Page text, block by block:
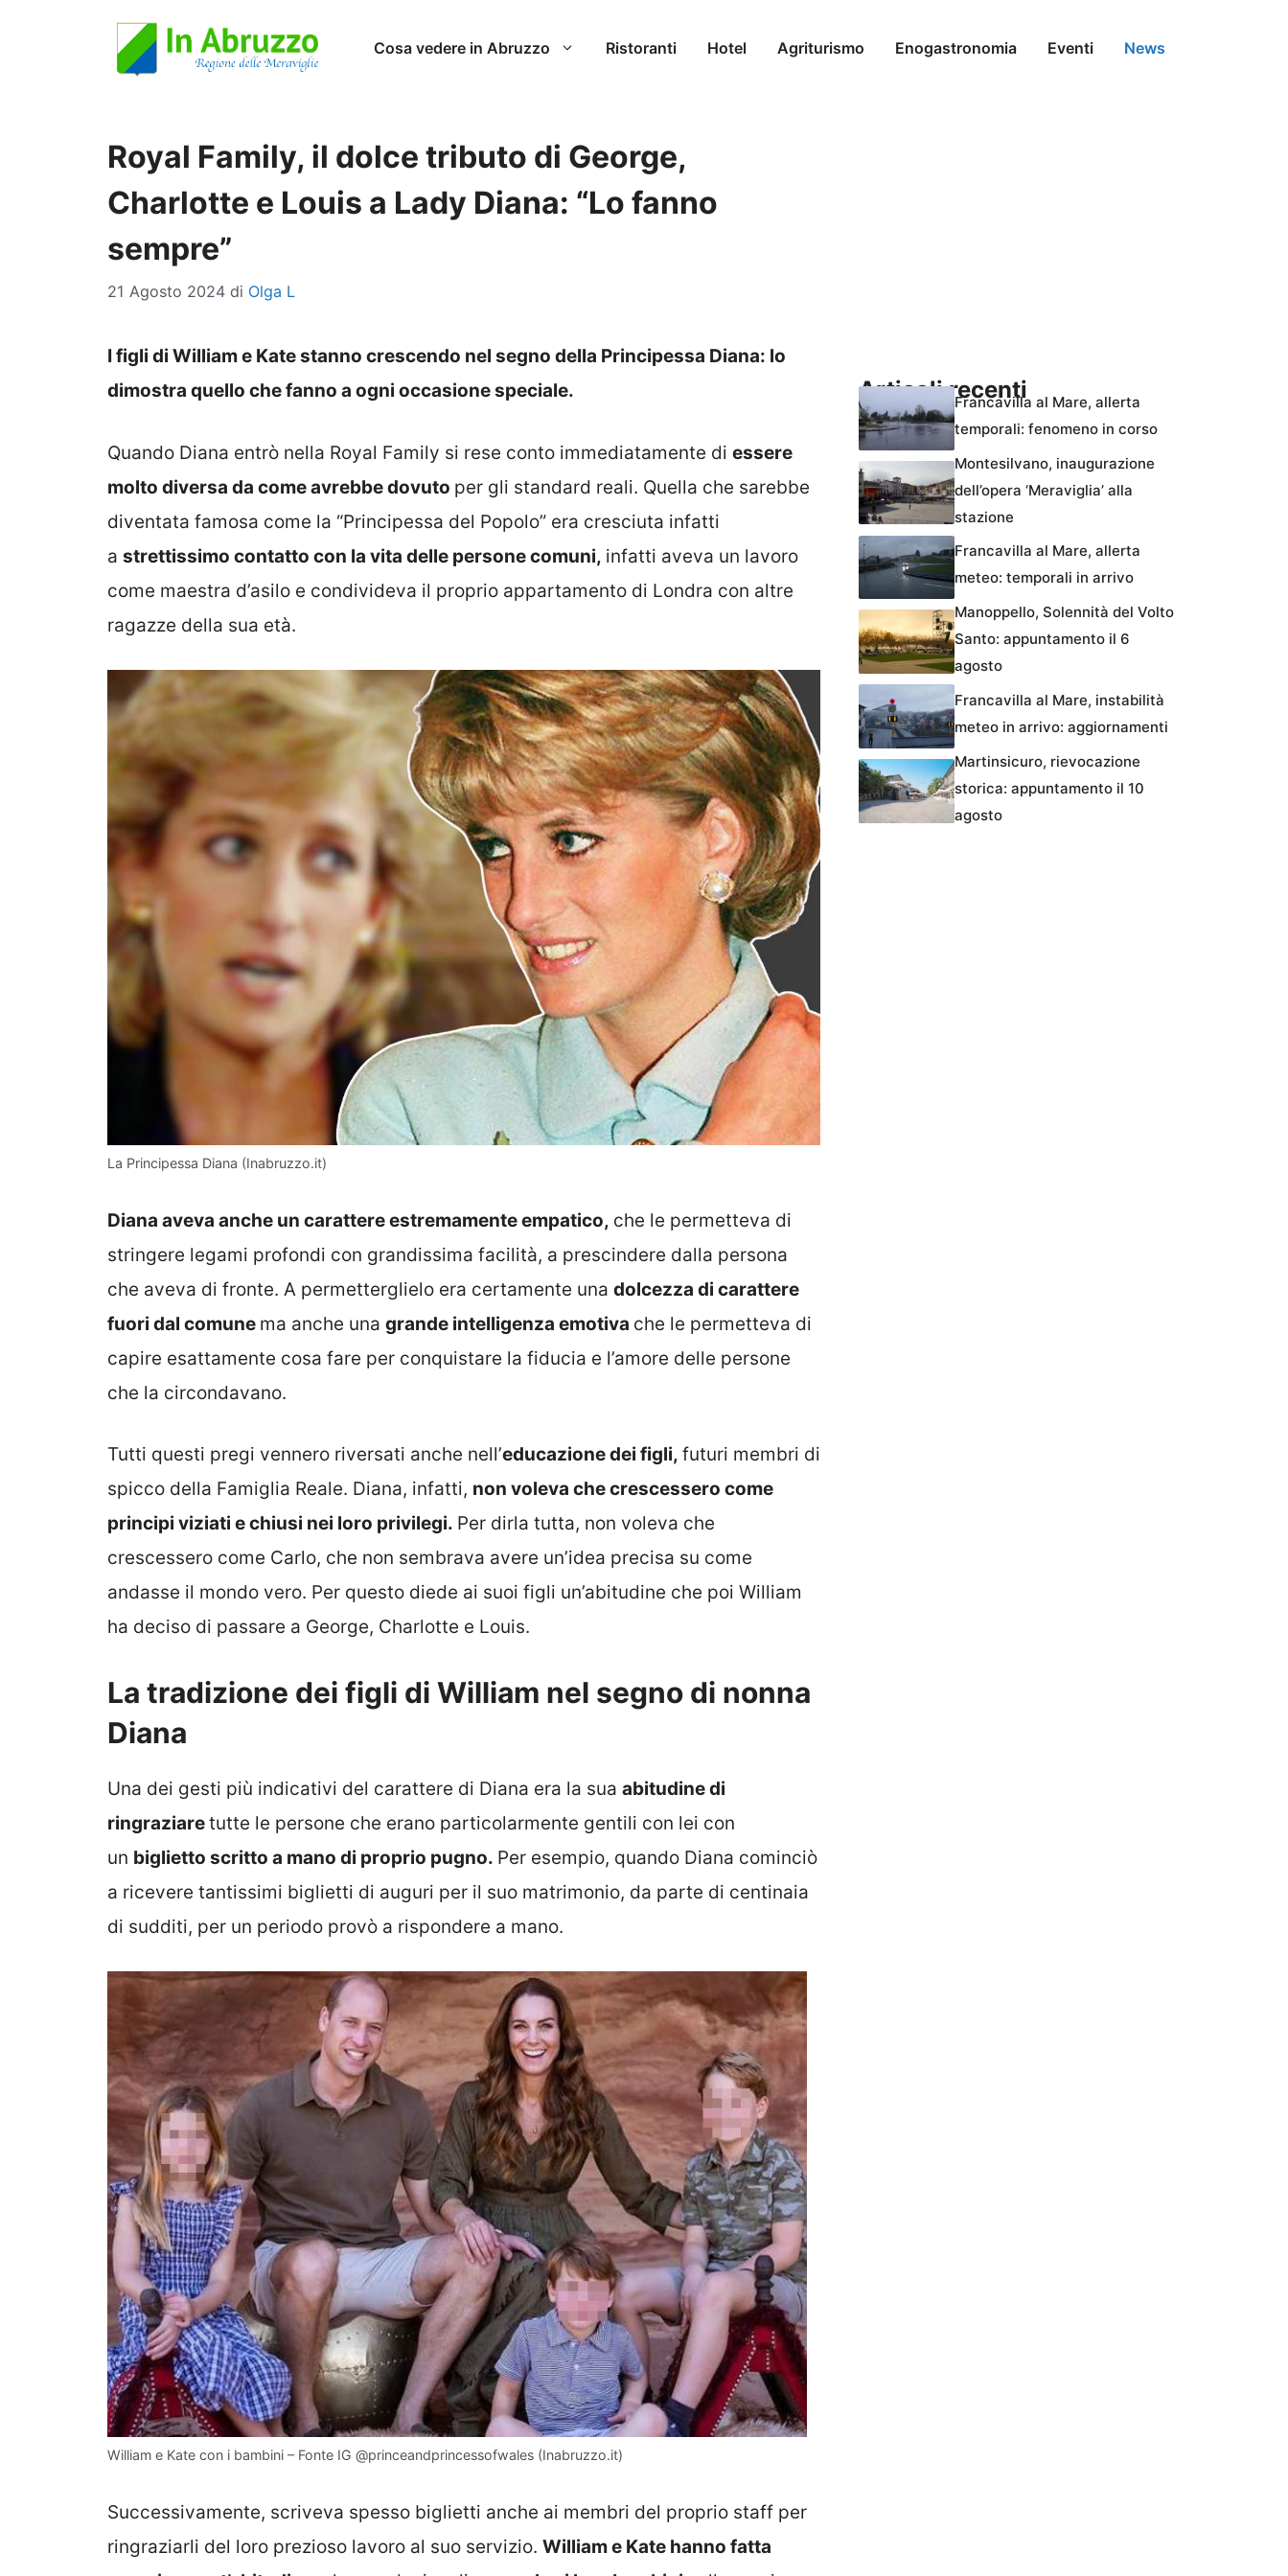
Cosa vedere in Abruzzo Ristoranti Hotel Agriturismo Enogastronomia Eventi News
Royal Family, il dolce tributo di George,
Charlotte e Louis a Lady Diana: “Lo fanno
sempre”
21 Agosto 2024 di Olga L
I figli di William e Kate stanno crescendo nel segno della Principessa Diana: lo
dimostra quello che fanno a ogni occasione speciale.
Quando Diana entrò nella Royal Family si rese conto immediatamente di essere
molto diversa da come avrebbe dovuto per gli standard reali. Quella che sarebbe
diventata famosa come la “Principessa del Popolo” era cresciuta infatti
a strettissimo contatto con la vita delle persone comuni, infatti aveva un lavoro
come maestra d’asilo e condivideva il proprio appartamento di Londra con altre
ragazze della sua età.
La Principessa Diana (Inabruzzo.it)
Diana aveva anche un carattere estremamente empatico, che le permetteva di
stringere legami profondi con grandissima facilità, a prescindere dalla persona
che aveva di fronte. A permetterglielo era certamente una dolcezza di carattere
fuori dal comune ma anche una grande intelligenza emotiva che le permetteva di
capire esattamente cosa fare per conquistare la fiducia e l’amore delle persone
che la circondavano.
Tutti questi pregi vennero riversati anche nell’educazione dei figli, futuri membri di
spicco della Famiglia Reale. Diana, infatti, non voleva che crescessero come
principi viziati e chiusi nei loro privilegi. Per dirla tutta, non voleva che
crescessero come Carlo, che non sembrava avere un’idea precisa su come
andasse il mondo vero. Per questo diede ai suoi figli un’abitudine che poi William
ha deciso di passare a George, Charlotte e Louis.
La tradizione dei figli di William nel segno di nonna
Diana
Una dei gesti più indicativi del carattere di Diana era la sua abitudine di
ringraziaretutte le persone che erano particolarmente gentili con lei con
un biglietto scritto a mano di proprio pugno. Per esempio, quando Diana cominciò
a ricevere tantissimi biglietti di auguri per il suo matrimonio, da parte di centinaia
di sudditi, per un periodo provò a rispondere a mano.
William e Kate con i bambini – Fonte IG @princeandprincessofwales (Inabruzzo.it)
Successivamente, scriveva spesso biglietti anche ai membri del proprio staff per
ringraziarli del loro prezioso lavoro al suo servizio. William e Kate hanno fatta
Articoli recentiFrancavilla al Mare, allerta
temporali: fenomeno in corso
Montesilvano, inaugurazione
dell’opera ‘Meraviglia’ alla
stazione
Francavilla al Mare, allerta
meteo: temporali in arrivo
Manoppello, Solennità del Volto
Santo: appuntamento il 6
agosto
Francavilla al Mare, instabilità
meteo in arrivo: aggiornamenti
Martinsicuro, rievocazione
storica: appuntamento il 10
agosto